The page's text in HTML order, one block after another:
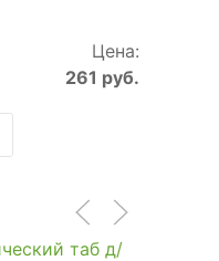
Цена:
261 руб.